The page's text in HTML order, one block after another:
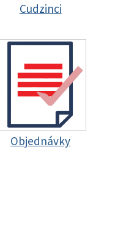
Cudzinci
Objednávky